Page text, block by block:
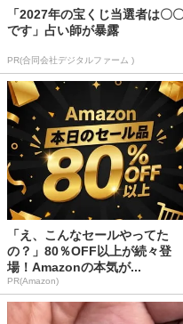
「2027年の宝くじ当選者は〇
です」占い師が暴露
PR(合同会社デジタルファーム )
「え、こんなセールやってた
の？」80％OFF以上が続々登
場！Amazonの本気が...
PR(Amazon)